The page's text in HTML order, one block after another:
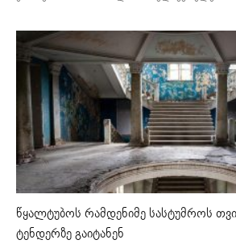
წყალტუბოს რამდენიმე სასტუმროს
ტენდერზე გაიტანენ